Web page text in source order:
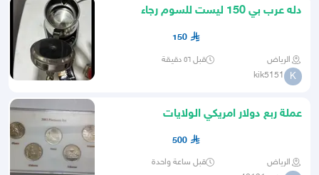
دله عرب بي 150 ليست للسوم رجاء
150
الرياض قبل ٥٦ دقيقة
K
kik5151
عملة ربع دولار امريكي الولايات
500
الرياض قبل ساعة واحدة